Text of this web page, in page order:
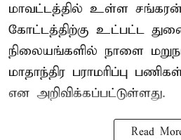
மாவட்டத்தில் உள்ள
கோட்டத்திற்கு உட்பட்ட
நிலையங்களில் நாளை
மாதாந்திர பராமரிப்பு
என அறிவிக்கப்பட்டுள்ளது.
Read